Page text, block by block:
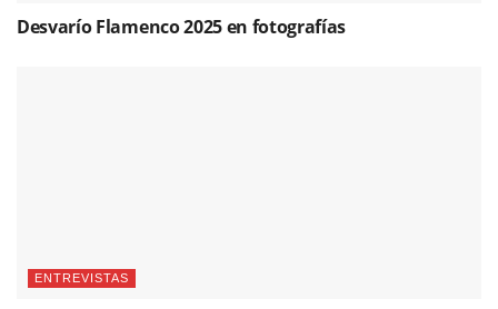
Desvarío Flamenco 2025 en fotografías
ENTREVISTAS